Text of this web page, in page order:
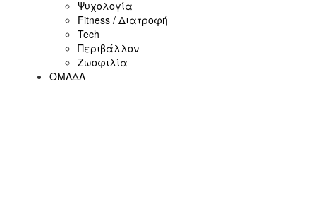
Ψυχολογία
Fitness / Διατροφή
Tech
Περιβάλλον
Ζωοφιλία
ΟΜΑΔΑ